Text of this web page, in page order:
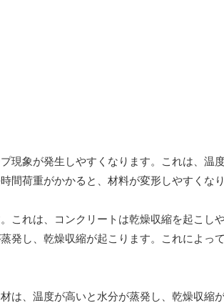
現象が発生しやすくなります。これは、温
荷重がかかると、材料が変形しやすくなり
これは、コンクリートは乾燥収縮を起こし
発し、乾燥収縮が起こります。これによっ
は、温度が高いと水分が蒸発し、乾燥収縮